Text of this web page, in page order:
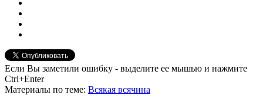
Если Вы заметили ошибку - выделите ее мышью и нажмите
Ctrl+Enter
Материалы по теме: Всякая всячина